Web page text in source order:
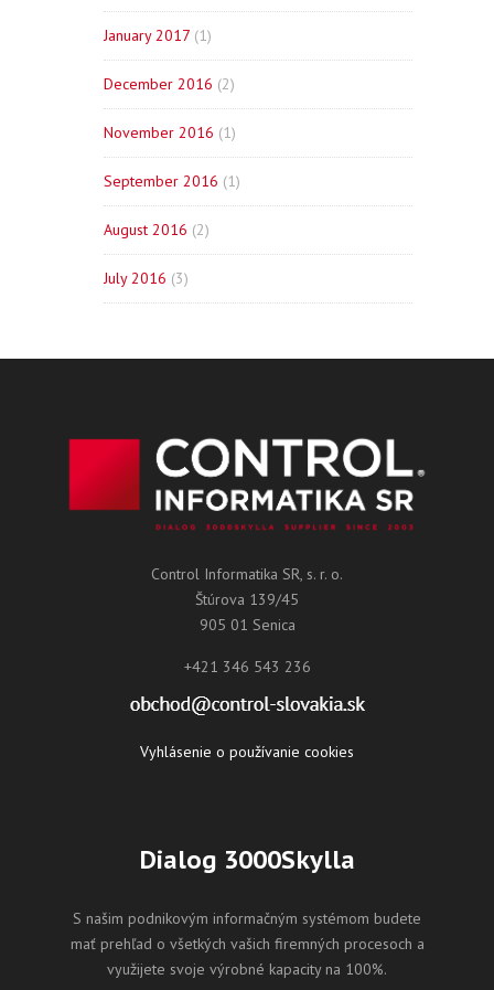
January 2017 (1)
December 2016 (2)
November 2016 (1)
September 2016 (1)
August 2016 (2)
July 2016 (3)
Control Informatika SR, s. r. o.
Štúrova 139/45
905 01 Senica
+421 346 543 236
Vyhlásenie o používanie cookies
Dialog 3000Skylla
S našim podnikovým informačným systémom budete
mať prehľad o všetkých vašich firemných procesoch a
využijete svoje výrobné kapacity na 100%.